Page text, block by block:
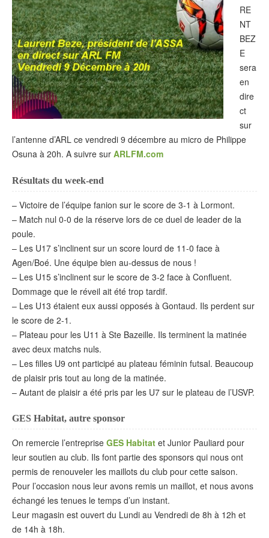
RE
NT
BEZ
E
sera
en
dire
ct
sur
l’antenne d’ARL ce vendredi 9 décembre au micro de Philippe
Osuna à 20h. A suivre sur ARLFM.com
Résultats du week-end
– Victoire de l’équipe fanion sur le score de 3-1 à Lormont.
– Match nul 0-0 de la réserve lors de ce duel de leader de la
poule.
– Les U17 s’inclinent sur un score lourd de 11-0 face à
Agen/Boé. Une équipe bien au-dessus de nous !
– Les U15 s’inclinent sur le score de 3-2 face à Confluent.
Dommage que le réveil ait été trop tardif.
– Les U13 étaient eux aussi opposés à Gontaud. Ils perdent sur
le score de 2-1.
– Plateau pour les U11 à Ste Bazeille. Ils terminent la matinée
avec deux matchs nuls.
– Les filles U9 ont participé au plateau féminin futsal. Beaucoup
de plaisir pris tout au long de la matinée.
– Autant de plaisir a été pris par les U7 sur le plateau de l’USVP.
GES Habitat, autre sponsor
On remercie l’entreprise GES Habitat et Junior Pauliard pour
leur soutien au club. Ils font partie des sponsors qui nous ont
permis de renouveler les maillots du club pour cette saison.
Pour l’occasion nous leur avons remis un maillot, et nous avons
échangé les tenues le temps d’un instant.
Leur magasin est ouvert du Lundi au Vendredi de 8h à 12h et
de 14h à 18h.